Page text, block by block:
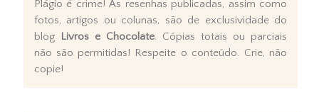
Plágio é crime! As resenhas publicadas, assim como
fotos, artigos ou colunas, são de exclusividade do
blog Livros e Chocolate. Cópias totais ou parciais
não são permitidas! Respeite o conteúdo. Crie, não
copie!